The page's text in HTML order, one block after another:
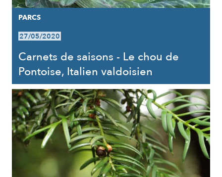
PARCS
27/05/2020
Carnets de saisons - Le chou de
Pontoise, Italien valdoisien